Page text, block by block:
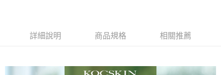
付款後全家取貨
詳細說明 商品規格 相關推薦